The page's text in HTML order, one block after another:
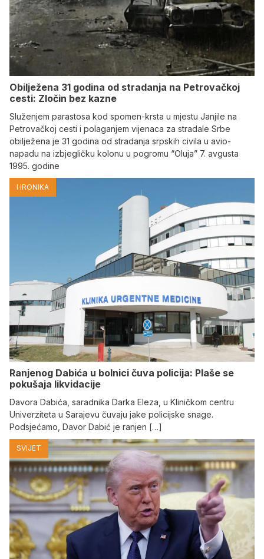
Obilježena 31 godina od stradanja na Petrovačkoj
cesti: Zločin bez kazne
Služenjem parastosa kod spomen-krsta u mjestu Janjile na
Petrovačkoj cesti i polaganjem vijenaca za stradale Srbe
obilježena je 31 godina od stradanja srpskih civila u avio-
napadu na izbjegličku kolonu u pogromu “Oluja” 7. avgusta
1995. godine
HRONIKA
Ranjenog Dabića u bolnici čuva policija: Plaše se
pokušaja likvidacije
Davora Dabića, saradnika Darka Eleza, u Kliničkom centru
Univerziteta u Sarajevu čuvaju jake policijske snage.
Podsjećamo, Davor Dabić je ranjen […]
SVIJET